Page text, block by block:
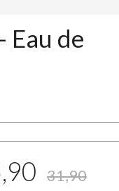
Eau de
,90 31,90
Tutto perfetto